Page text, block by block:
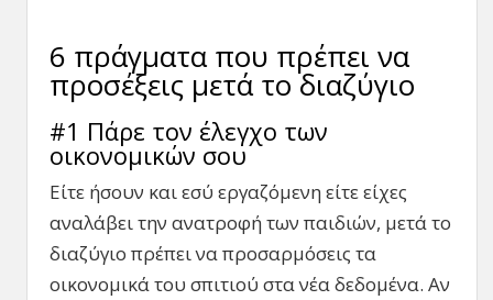
6 πράγματα που πρέπει να
προσέξεις μετά το διαζύγιο
#1 Πάρε τον έλεγχο των
οικονομικών σου
Είτε ήσουν και εσύ εργαζόμενη είτε είχες
αναλάβει την ανατροφή των παιδιών, μετά το
διαζύγιο πρέπει να προσαρμόσεις τα
οικονομικά του σπιτιού στα νέα δεδομένα. Αν